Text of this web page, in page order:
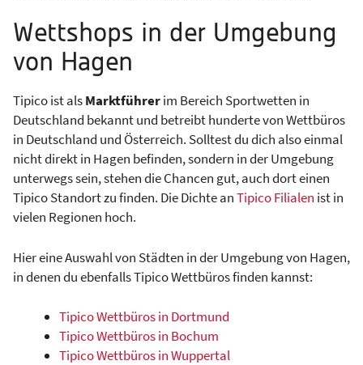
Wettshops in der Umgebung
von Hagen
Tipico ist alsMarktführerim Bereich Sportwetten in
Deutschland bekannt und betreibt hunderte von Wettbüros
in Deutschland und Österreich. Solltest du dich also einmal
nicht direkt in Hagen befinden, sondern in der Umgebung
unterwegs sein, stehen die Chancen gut, auch dort einen
Tipico Standort zu finden. Die Dichte anTipico Filialen ist in
vielen Regionen hoch.
Hier eine Auswahl von Städten in der Umgebung von Hagen,
in denen du ebenfalls Tipico Wettbüros finden kannst:
Tipico Wettbüros in Dortmund
Tipico Wettbüros in Bochum
Tipico Wettbüros in Wuppertal